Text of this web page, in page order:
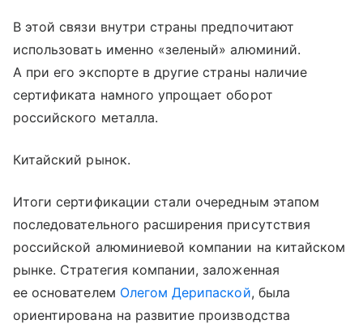
В этой связи внутри страны предпочитают
использовать именно «зеленый» алюминий.
А при его экспорте в другие страны наличие
сертификата намного упрощает оборот
российского металла.
Китайский рынок.
Итоги сертификации стали очередным этапом
последовательного расширения присутствия
российской алюминиевой компании на китайском
рынке. Стратегия компании, заложенная
ее основателем Олегом Дерипаской, была
ориентирована на развитие производства